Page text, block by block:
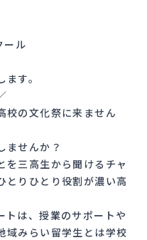
ール
す。
校の文化祭に来ません
ませんか？
を三高生から聞けるチャ
とりひとり役割が濃い高
トは、授業のサポートや
域みらい留学生とは学校